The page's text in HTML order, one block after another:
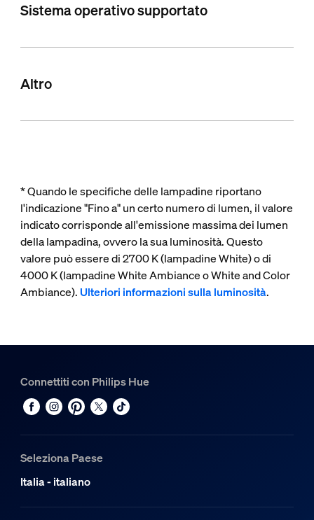
Sistema operativo supportato
Altro
* Quando le specifiche delle lampadine riportano
l'indicazione "Fino a" un certo numero di lumen, il valore
indicato corrisponde all'emissione massima dei lumen
della lampadina, ovvero la sua luminosità. Questo
valore può essere di 2700 K (lampadine White) o di
4000 K (lampadine White Ambiance o White and Color
Ambiance).Ulteriori informazioni sulla luminosità.
Connettiti con Philips Hue
Seleziona Paese
Italia - italiano